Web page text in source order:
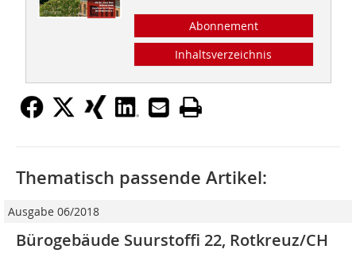
Abonnement
Inhaltsverzeichnis
Thematisch passende Artikel:
Ausgabe 06/2018
Bürogebäude Suurstoffi 22, Rotkreuz/CH